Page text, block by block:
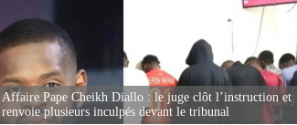
Affaire Pape Cheikh Diallo : le juge clôt l’instruction et
renvoie plusieurs inculpés devant le tribunal